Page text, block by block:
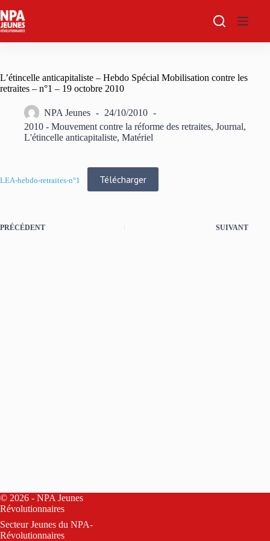
au
contenu
L’étincelle anticapitaliste – Hebdo Spécial Mobilisation contre les
retraites – n°1 – 19 octobre 2010
NPA Jeunes
24/10/2010
2010 - Mouvement contre la réforme des retraites, Journal,
L'étincelle anticapitaliste, Matériel
LEA-hebdo-retraites-n°1 Télécharger
PRÉCÉDENT SUIVANT
© 2026 - NPA Jeunes
Révolutionnaires
Secteur Jeunes du NPA-
Révolutionnaires